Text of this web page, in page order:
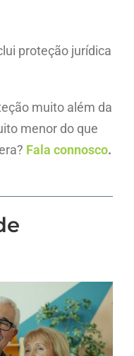
proteção jurídica
muito além da
menor do que
Fala connosco.